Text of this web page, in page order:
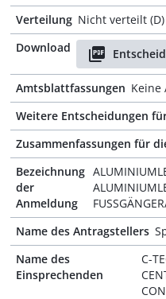
Verteilung Nicht verteilt (D)
Download
Amtsblattfassungen Keine
Weitere Entscheidungen
Zusammenfassungen für
Bezeichnung
der
Anmeldung
Name des Antragstellers
Name des
Einsprechenden
C-